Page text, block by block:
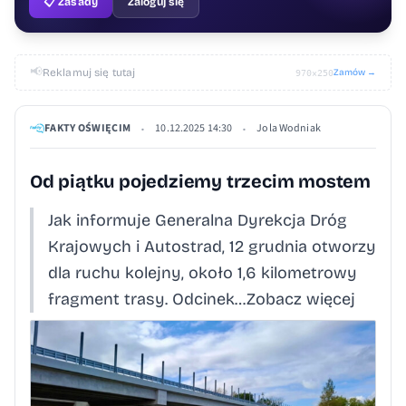
📢Reklamuj się tutaj 970×250Zamów →
FAKTY OŚWIĘCIM • 10.12.2025 14:30 • Jola Wodniak
Od piątku pojedziemy trzecim mostem
Jak informuje Generalna Dyrekcja Dróg
Krajowych i Autostrad, 12 grudnia otworzy
dla ruchu kolejny, około 1,6 kilometrowy
fragment trasy. Odcinek…Zobacz więcej